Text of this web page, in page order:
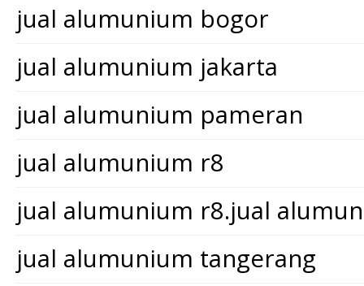
jual alumunium bogor
jual alumunium jakarta
jual alumunium pameran
jual alumunium r8
jual alumunium r8.jual
jual alumunium tangerang